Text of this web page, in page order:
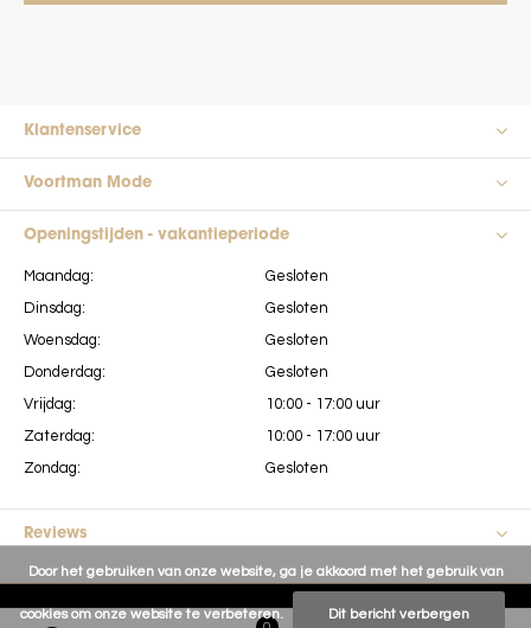
Klantenservice
Voortman Mode
Openingstijden - vakantieperiode
Maandag:
Dinsdag:
Woensdag:
Donderdag:
Vrijdag:
Zaterdag:
Zondag:
Gesloten
Gesloten
Gesloten
Gesloten
10:00 - 17:00 uur
10:00 - 17:00 uur
Gesloten
Reviews
Door het gebruiken van onze website, ga je akkoord met het gebruik van
cookies om onze website te verbeteren. Dit bericht verbergen